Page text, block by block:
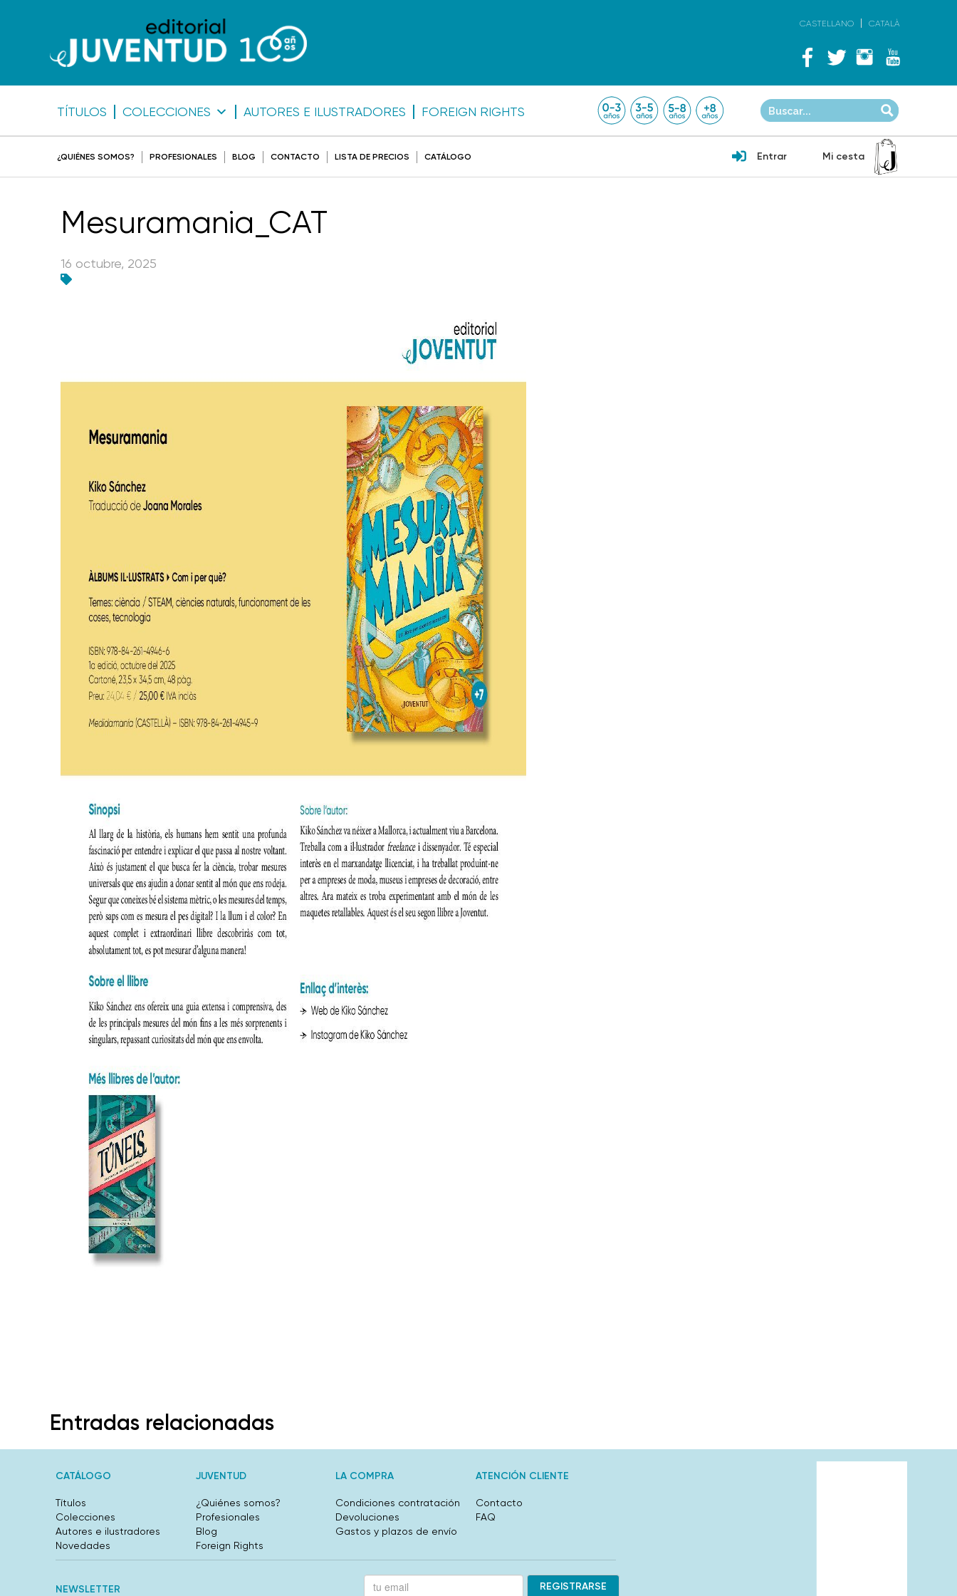
CASTELLANO CATALÀ
TÍTULOS COLECCIONES AUTORES E ILUSTRADORES FOREIGN RIGHTS
¿QUIÉNES SOMOS? PROFESIONALES BLOG CONTACTO LISTA DE PRECIOS CATÁLOGO Entrar Mi cesta
Mesuramania_CAT
16 octubre, 2025
Entradas relacionadas
CATÁLOGO
Títulos
Colecciones
Autores e ilustradores
Novedades
JUVENTUD
¿Quiénes somos?
Profesionales
Blog
Foreign Rights
LA COMPRA
Condiciones contratación
Devoluciones
Gastos y plazos de envío
ATENCIÓN CLIENTE
Contacto
FAQ
NEWSLETTER